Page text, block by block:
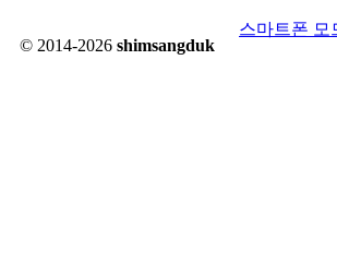
© 2014-2026 shimsangduk
스마트폰 모